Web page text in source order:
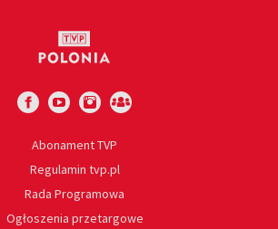
Abonament TVP
Regulamin tvp.pl
Rada Programowa
Ogłoszenia przetargowe